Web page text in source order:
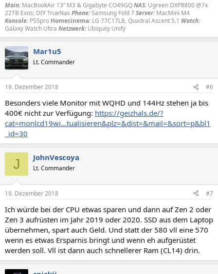
Main: MacBookAir 13“ M3 & Gigabyte CO49GQNAS: Ugreen DXP8800 @7x
22TB Exos; DIY TrueNas Phone:Samsung Fold 7Server: MacMini M4
Konsole: PS5pro Homecinema: LG 77C17LB, Quadral Ascent 5.1 Watch:
Galaxy Watch Ultra Netzwerk: Ubiquity Unify
Mar1u5
Lt. Commander
19. Dezember 2018 #6
Besonders viele Monitor mit WQHD und 144Hz stehen ja bis
400€ nicht zur Verfügung: https://geizhals.de/?
cat=monlcd19wi...tualisieren&plz=&dist=&mail=&sort=p&bl1
_id=30
J JohnVescoya
Lt. Commander
19. Dezember 2018 #7
Ich würde bei der CPU etwas sparen und dann auf Zen 2 oder
Zen 3 aufrüsten im Jahr 2019 oder 2020. SSD aus dem Laptop
übernehmen, spart auch Geld. Und statt der 580 vll eine 570
wenn es etwas Ersparnis bringt und wenn eh aufgerüstet
werden soll. Vll ist dann auch schnellerer Ram (CL14) drin.